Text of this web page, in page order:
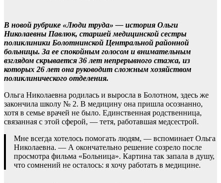
В новой рубрике «Люди труда» — история Ольги
Николаевны Павлюк, старшей медицинской сестры
поликлиники Болотнинской Центральной районной
больницы. За ее спокойным голосом и внимательным
взглядом скрывается 36 лет непрерывного стажа, из
которых 26 лет она руководит сложным хозяйством
поликлинического отделения.
Ольга Николаевна родилась и выросла в Болотном, здесь же
закончила школу № 2. В медицину она пришла осознанно,
хотя в семье врачей не было. Единственная родственница,
связанная с этой сферой, — тетя, работавшая медсестрой.
Мне всегда хотелось помогать людям, — вспоминает Ольга
Николаевна. — А окончательно решение созрело после
просмотра фильма «Больница». Картина так запала в душу,
что сомнений не осталось: я хочу работать в медицине.